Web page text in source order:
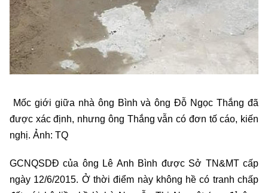
Mốc giới giữa nhà ông Bình và ông Đỗ Ngọc Thắng đã
được xác định, nhưng ông Thắng vẫn có đơn tố cáo, kiến
nghị. Ảnh: TQ
GCNQSDĐ của ông Lê Anh Bình được Sở TN&MT cấp
ngày 12/6/2015. Ở thời điểm này không hề có tranh chấp